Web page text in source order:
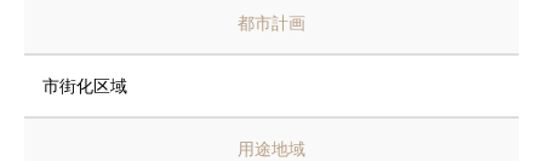
都市計画
市街化区域
用途地域